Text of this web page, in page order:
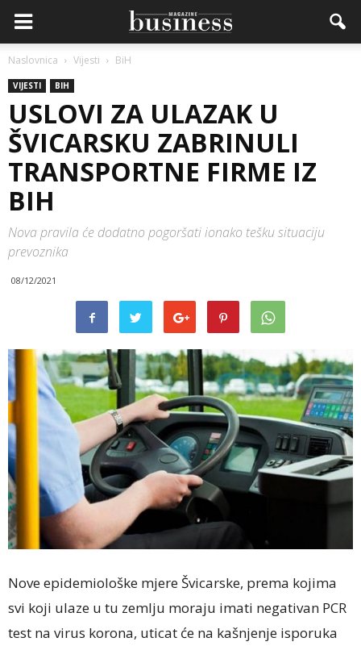
Naslovnica Vijesti BiH
VIJESTI BIH
USLOVI ZA ULAZAK U
ŠVICARSKU ZABRINULI
TRANSPORTNE FIRME IZ
BIH
Nova pravila će dodatno pogoršati ionako tešku situaciju
prevoznika
08/12/2021
Nove epidemiološke mjere Švicarske, prema kojima
svi koji ulaze u tu zemlju moraju imati negativan PCR
test na virus korona, uticat će na kašnjenje isporuka